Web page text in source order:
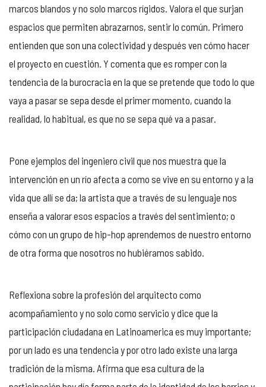
marcos blandos y no solo marcos rígidos. Valora el que surjan
espacios que permiten abrazarnos, sentir lo común. Primero
entienden que son una colectividad y después ven cómo hacer
el proyecto en cuestión. Y comenta que es romper con la
tendencia de la burocracia en la que se pretende que todo lo que
vaya a pasar se sepa desde el primer momento, cuando la
realidad, lo habitual, es que no se sepa qué va a pasar.
Pone ejemplos del ingeniero civil que nos muestra que la
intervención en un río afecta a como se vive en su entorno y a la
vida que allí se da; la artista que a través de su lenguaje nos
enseña a valorar esos espacios a través del sentimiento; o
cómo con un grupo de hip-hop aprendemos de nuestro entorno
de otra forma que nosotros no hubiéramos sabido.
Reflexiona sobre la profesión del arquitecto como
acompañamiento y no solo como servicio y dice que la
participación ciudadana en Latinoamerica es muy importante;
por un lado es una tendencia y por otro lado existe una larga
tradición de la misma. Afirma que esa cultura de la